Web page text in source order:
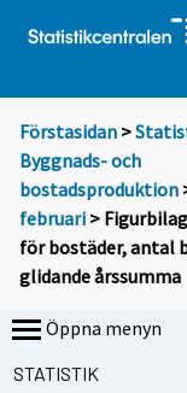
Förstasidan >
Byggnads- och
bostadsproduktion
februari >
för bostäder, antal
glidande årssumma
Öppna menyn
STATISTIK